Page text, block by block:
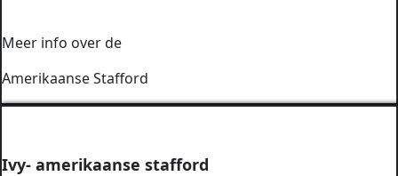
Meer info over de
Amerikaanse Stafford
Ivy- amerikaanse stafford